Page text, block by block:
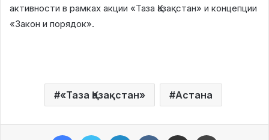
активности в рамках акции «Таза Қазақстан» и концепции
«Закон и порядок».
«Таза Қазақстан» Астана